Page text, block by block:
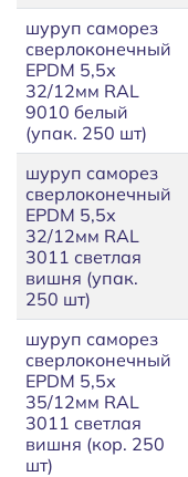
шуруп саморез
сверлоконечный
EPDM 5,5х
32/12мм RAL
9010 белый
(упак. 250 шт)
шуруп саморез
сверлоконечный
EPDM 5,5х
32/12мм RAL
3011 светлая
вишня (упак.
250 шт)
шуруп саморез
сверлоконечный
EPDM 5,5х
35/12мм RAL
3011 светлая
вишня (кор. 250
шт)